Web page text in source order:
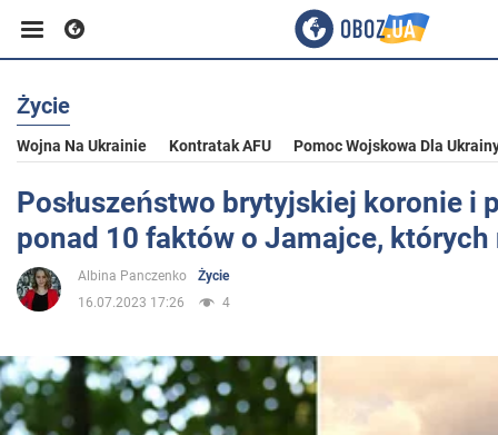
Biznes
Sport
Rozrywka
Polityka
Życie
Wojna Na Ukrainie Kontratak AFU Pomoc Wojskowa Dla
Posłuszeństwo brytyjskiej koronie i
ponad 10 faktów o Jamajce, których
Albina Panczenko
Życie
16.07.2023 17:26
4